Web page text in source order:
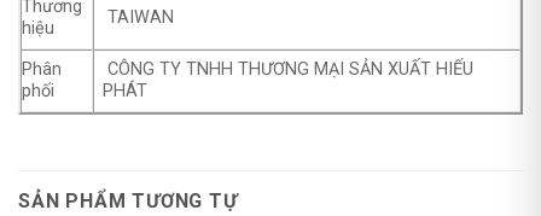
Thương
hiệu
TAIWAN
Phân
phối
CÔNG TY TNHH THƯƠNG MẠI SẢN XUẤT HIẾU
PHÁT
SẢN PHẨM TƯƠNG TỰ